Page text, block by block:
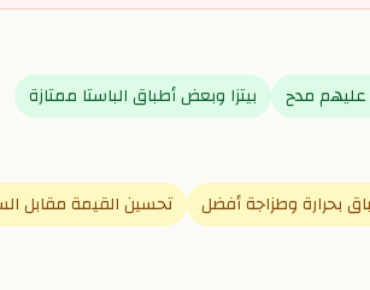
مدح بيتزا وبعض أطباق الباستا ممتازة
بحرارة وطزاجة أفضل تحسين القيمة مقابل